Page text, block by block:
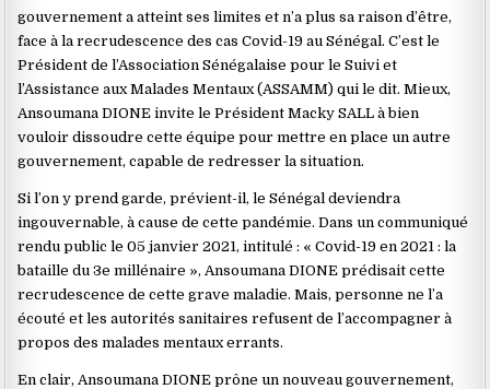
gouvernement a atteint ses limites et n’a plus sa raison d’être,
face à la recrudescence des cas Covid-19 au Sénégal. C’est le
Président de l’Association Sénégalaise pour le Suivi et
l’Assistance aux Malades Mentaux (ASSAMM) qui le dit. Mieux,
Ansoumana DIONE invite le Président Macky SALL à bien
vouloir dissoudre cette équipe pour mettre en place un autre
gouvernement, capable de redresser la situation.
Si l’on y prend garde, prévient-il, le Sénégal deviendra
ingouvernable, à cause de cette pandémie. Dans un communiqué
rendu public le 05 janvier 2021, intitulé : « Covid-19 en 2021 : la
bataille du 3e millénaire », Ansoumana DIONE prédisait cette
recrudescence de cette grave maladie. Mais, personne ne l’a
écouté et les autorités sanitaires refusent de l’accompagner à
propos des malades mentaux errants.
En clair, Ansoumana DIONE prône un nouveau gouvernement,